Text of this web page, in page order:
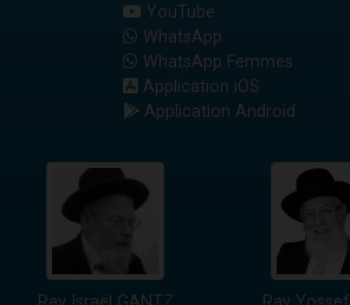
YouTube
WhatsApp
WhatsApp Femmes
Application iOS
Application Android